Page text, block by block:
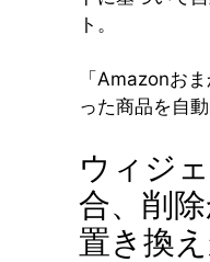
ト。
「Amazonお
った商品を自
ウィジ
合、削
置き換